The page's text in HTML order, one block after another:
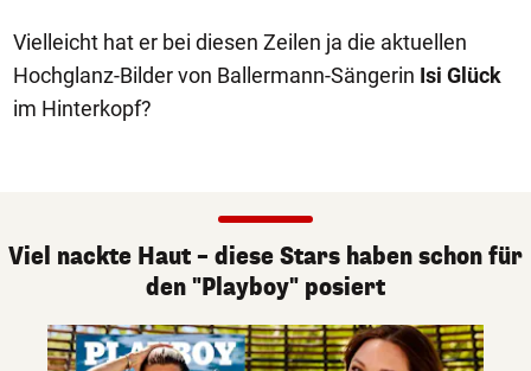
Vielleicht hat er bei diesen Zeilen ja die aktuellen
Hochglanz-Bilder von Ballermann-Sängerin Isi Glück
im Hinterkopf?
Viel nackte Haut – diese Stars haben schon für
den "Playboy" posiert